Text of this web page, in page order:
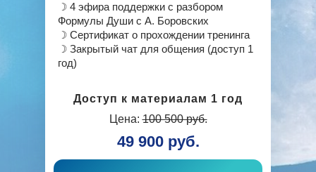
Цена:100 500 руб.
49 900 руб.
☽ 4 эфира поддержки с разбором
Формулы Души с А. Боровских
☽ Сертификат о прохождении тренинга
☽ Закрытый чат для общения (доступ 1
год)
Доступ к материалам 1 год